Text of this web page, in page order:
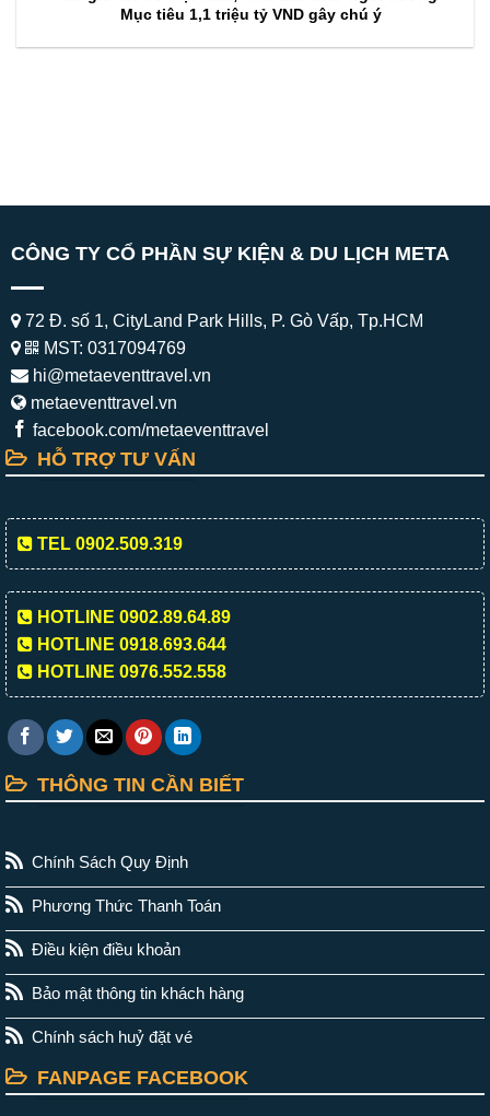
Mục tiêu 1,1 triệu tỷ VND gây chú ý
CÔNG TY CỔ PHẦN SỰ KIỆN & DU LỊCH META
72 Đ. số 1, CityLand Park Hills, P. Gò Vấp, Tp.HCM
MST: 0317094769
hi@metaeventtravel.vn
metaeventtravel.vn
facebook.com/metaeventtravel
HỖ TRỢ TƯ VẤN
TEL 0902.509.319
HOTLINE 0902.89.64.89
HOTLINE 0918.693.644
HOTLINE 0976.552.558
THÔNG TIN CẦN BIẾT
Chính Sách Quy Định
Phương Thức Thanh Toán
Điều kiện điều khoản
Bảo mật thông tin khách hàng
Chính sách huỷ đặt vé
FANPAGE FACEBOOK